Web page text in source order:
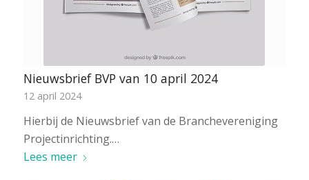
Nieuwsbrief BVP van 10 april 2024
12 april 2024
Hierbij de Nieuwsbrief van de Branchevereniging
Projectinrichting.…
Lees meer